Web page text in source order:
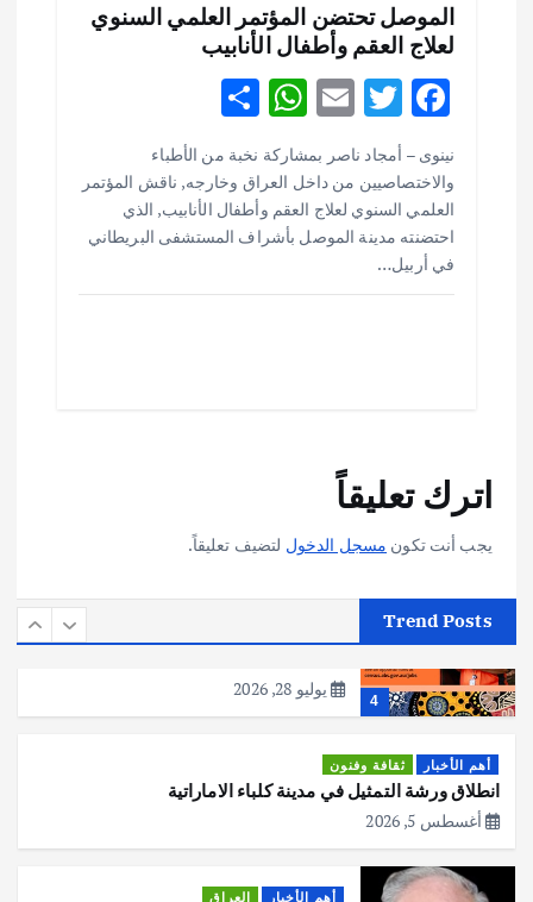
الموصل تحتضن المؤتمر العلمي السنوي
لعلاج العقم وأطفال الأنابيب
F
ac
e
b
o
o
T
w
it
te
r
E
m
ai
l
W
at
s
A
p
S
ar
e
نينوى – أمجاد ناصر بمشاركة نخبة من الأطباء
والاختصاصيين من داخل العراق وخارجه, ناقش المؤتمر
العلمي السنوي لعلاج العقم وأطفال الأنابيب, الذي
احتضنته مدينة الموصل بأشراف المستشفى البريطاني
في أربيل…
اترك تعليقاً
يجب أنت تكون مسجل الدخول لتضيف تعليقاً.
Trend Posts
أهم الأخبار ثقافة وفنون
اختتام ورشة السينوغرافيا في مدينة كلباء الاماراتية
أغسطس 3, 2026
هوي آن… مدينة الفوانيس وسحر التاريخ
4
عملية التعداد السكاني في11 من الشهر
يوليو 28, 2026
أهم الأخبار ثقافة وفنون
انطلاق ورشة التمثيل في مدينة كلباء الاماراتية
أغسطس 5, 2026
أهم الأخبار العراق